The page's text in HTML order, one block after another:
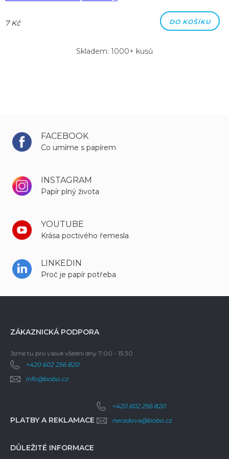
7 Kč DO KOŠÍKU
Skladem: 1000+ kusů
FACEBOOK
Co umíme s papírem
INSTAGRAM
Papír plný života
YOUTUBE
Krása poctivého řemesla
LINKEDIN
Proč je papír potřeba
ZÁKAZNICKÁ PODPORA
Jsme tu pro vásve všední dny 7:00 - 15:30
+420 602 256 820
info@bobo.cz
PLATBY A REKLAMACE
+420 602 256 820
neradova@bobo.cz
DŮLEŽITÉ INFORMACE